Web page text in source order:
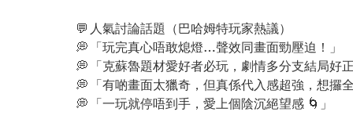
💬 人氣討論話題（巴哈姆特玩家熱議）
💭 「玩完真心唔敢熄燈…聲效同畫面勁壓迫！」
💭 「克蘇魯題材愛好者必玩，劇情多分支結局好
💭 「有啲畫面太獵奇，但真係代入感超強，想攞
💭 「一玩就停唔到手，愛上個陰沉絕望感 🌀」